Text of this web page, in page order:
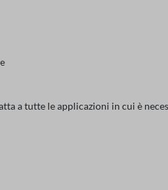
a tutte le applicazioni in cui è